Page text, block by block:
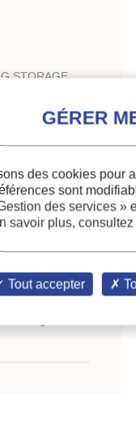
STORAGE
du siège de
des cookies pour
sont
des services »
savoir plus, consultez
Tout accepter